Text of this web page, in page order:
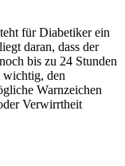
für Diabetiker ein
daran, dass der
bis zu 24 Stunden
wichtig, den
Warnzeichen
Verwirrtheit